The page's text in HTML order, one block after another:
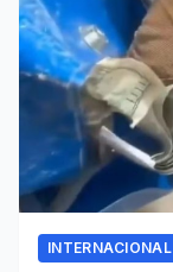
INTERNACIONAL